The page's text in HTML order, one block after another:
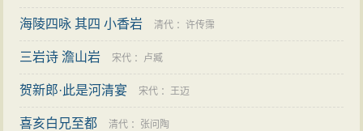
海陵四咏 其四 小香岩 清代 ：许传霈
三岩诗 澹山岩 宋代 ： 卢臧
贺新郎·此是河清宴 宋代 ：王迈
喜亥白兄至都 清代 ： 张问陶